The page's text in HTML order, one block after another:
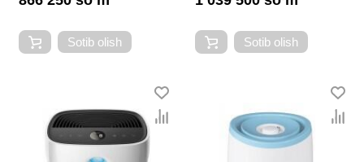
Sotib olish Sotib olish